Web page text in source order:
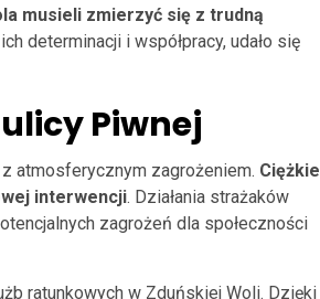
musieli zmierzyć się z trudną
determinacji i współpracy, udało się
Piwnej
atmosferycznym zagrożeniem. Ciężkie
interwencji. Działania strażaków
zagrożeń dla społeczności
ratunkowych w Zduńskiej Woli. Dzięki